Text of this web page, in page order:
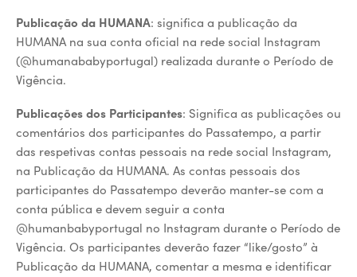
Publicação da HUMANA: significa a publicação da
HUMANA na sua conta oficial na rede social Instagram
(@humanababyportugal) realizada durante o Período de
Vigência.
Publicações dos Participantes: Significa as publicações ou
comentários dos participantes do Passatempo, a partir
das respetivas contas pessoais na rede social Instagram,
na Publicação da HUMANA. As contas pessoais dos
participantes do Passatempo deverão manter-se com a
conta pública e devem seguir a conta
@humanbabyportugal no Instagram durante o Período de
Vigência. Os participantes deverão fazer “like/gosto” à
Publicação da HUMANA, comentar a mesma e identificar